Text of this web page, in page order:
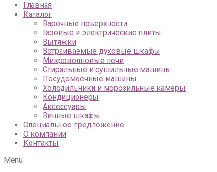
Главная
Каталог
Варочные поверхности
Газовые и электрические плиты
Вытяжки
Встраиваемые духовые шкафы
Микроволновые печи
Стиральные и сушильные машины
Посудомоечные машины
Холодильники и морозильные камеры
Кондиционеры
Аксессуары
Винные шкафы
Специальное предложение
О компании
Контакты
Menu